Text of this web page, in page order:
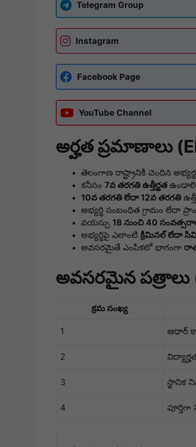
Telegram Group
Instagram
Facebook Page
YouTube Channel
అర్హత ప్రమాణాలు
తెలంగాణ రాష్ట్రానికి చెందిన
కనీసం 7వ తరగతి ఉత్తీర్ణత
10వ తరగతి లేదా 12వ తరగతి
అభ్యర్థి సంబంధిత గ్రామం లేదా
వయస్సు 18 నుంచి 40
అభ్యర్థిపై ఎలాంటి క్రిమినల్ లేదా
అవసరమైతే ఎంపికలో భాగంగా రాత
అవసరమైన పత్రాలు
క్రమ సంఖ్య
1 ఆధార్
2
3 స్థానిక
4 పూర్తిగా